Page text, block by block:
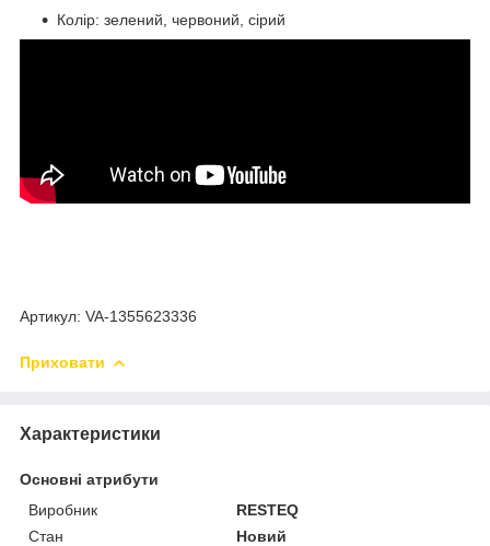
Колір: зелений, червоний, сірий
Артикул: VA-1355623336
Приховати
Характеристики
Основні атрибути
Виробник
RESTEQ
Стан
Новий